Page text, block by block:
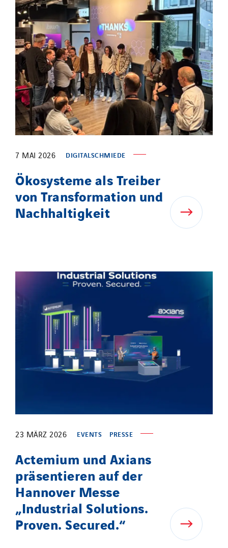
7 MAI 2026 DIGITALSCHMIEDE
Ökosysteme als Treiber
von Transformation und
Nachhaltigkeit
23 MÄRZ 2026 EVENTS PRESSE
Actemium und Axians
präsentieren auf der
Hannover Messe
„Industrial Solutions.
Proven. Secured.“